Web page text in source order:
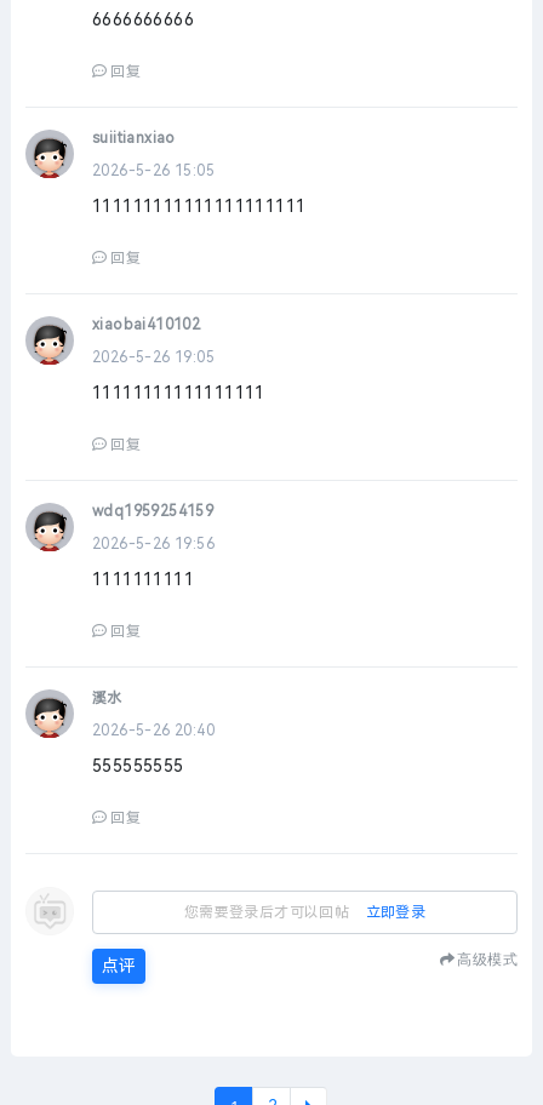
6666666666
回复
suiitianxiao
2026-5-26 15:05
111111111111111111111
回复
xiaobai410102
2026-5-26 19:05
11111111111111111
回复
wdq1959254159
2026-5-26 19:56
1111111111
回复
溪水
2026-5-26 20:40
555555555
回复
您需要登录后才可以回帖 立即登录
点评 高级模式